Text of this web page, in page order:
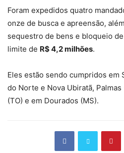
Foram expedidos quatro
onze de busca e apreensão,
sequestro de bens e bloqueio
limite de R$ 4,2 milhões.
Eles estão sendo cumpridos em
do Norte e Nova Ubiratã,
(TO) e em Dourados (MS).